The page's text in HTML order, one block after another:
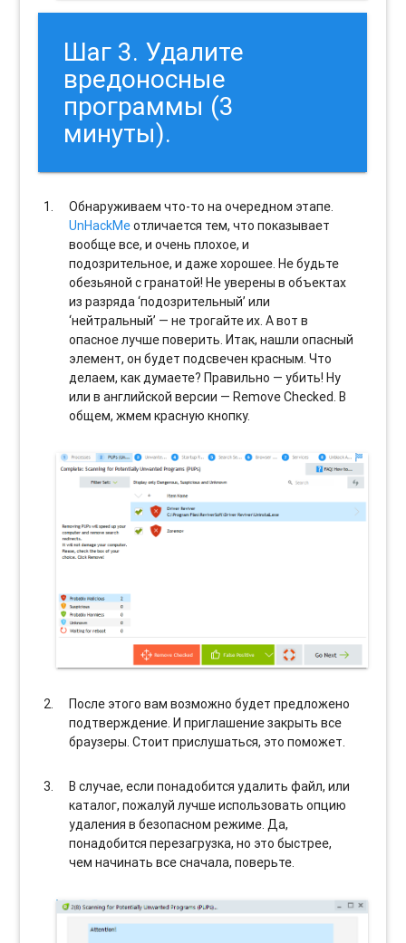
Шаг 3. Удалите
вредоносные
программы (3
минуты).
Обнаруживаем что-то на очередном этапе.
UnHackMeотличается тем, что показывает
вообще все, и очень плохое, и
подозрительное, и даже хорошее. Не будьте
обезьяной с гранатой! Не уверены в объектах
из разряда ‘подозрительный’ или
‘нейтральный’ — не трогайте их. А вот в
опасное лучше поверить. Итак, нашли опасный
элемент, он будет подсвечен красным. Что
делаем, как думаете? Правильно — убить! Ну
или в английской версии — Remove Checked. В
общем, жмем красную кнопку.
После этого вам возможно будет предложено
подтверждение. И приглашение закрыть все
браузеры. Стоит прислушаться, это поможет.
В случае, если понадобится удалить файл, или
каталог, пожалуй лучше использовать опцию
удаления в безопасном режиме. Да,
понадобится перезагрузка, но это быстрее,
чем начинать все сначала, поверьте.